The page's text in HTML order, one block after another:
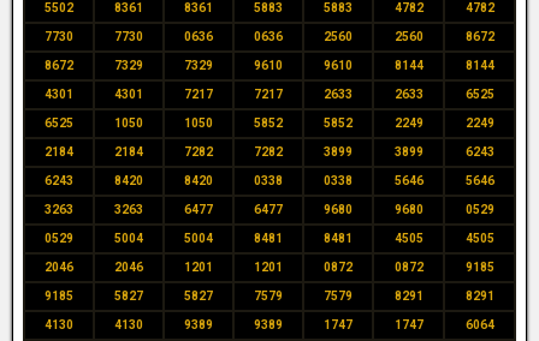
5502 8361 8361 5883 5883 4782 4782
7730 7730 0636 0636 2560 2560 8672
8672 7329 7329 9610 9610 8144 8144
4301 4301 7217 7217 2633 2633 6525
6525 1050 1050 5852 5852 2249 2249
2184 2184 7282 7282 3899 3899 6243
6243 8420 8420 0338 0338 5646 5646
3263 3263 6477 6477 9680 9680 0529
0529 5004 5004 8481 8481 4505 4505
2046 2046 1201 1201 0872 0872 9185
9185 5827 5827 7579 7579 8291 8291
4130 4130 9389 9389 1747 1747 6064